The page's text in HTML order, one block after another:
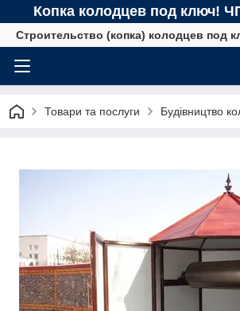
Копка колодцев под ключ!
Строительство (копка) колодцев под
Товари та послуги Будівництво